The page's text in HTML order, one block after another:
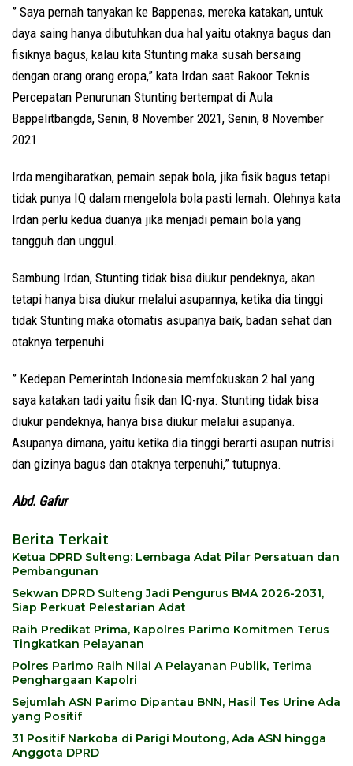
” Saya pernah tanyakan ke Bappenas, mereka katakan, untuk
daya saing hanya dibutuhkan dua hal yaitu otaknya bagus dan
fisiknya bagus, kalau kita Stunting maka susah bersaing
dengan orang orang eropa,” kata Irdan saat Rakoor Teknis
Percepatan Penurunan Stunting bertempat di Aula
Bappelitbangda, Senin, 8 November 2021, Senin, 8 November
2021.
Irda mengibaratkan, pemain sepak bola, jika fisik bagus tetapi
tidak punya IQ dalam mengelola bola pasti lemah. Olehnya kata
Irdan perlu kedua duanya jika menjadi pemain bola yang
tangguh dan unggul.
Sambung Irdan, Stunting tidak bisa diukur pendeknya, akan
tetapi hanya bisa diukur melalui asupannya, ketika dia tinggi
tidak Stunting maka otomatis asupanya baik, badan sehat dan
otaknya terpenuhi.
” Kedepan Pemerintah Indonesia memfokuskan 2 hal yang
saya katakan tadi yaitu fisik dan IQ-nya. Stunting tidak bisa
diukur pendeknya, hanya bisa diukur melalui asupanya.
Asupanya dimana, yaitu ketika dia tinggi berarti asupan nutrisi
dan gizinya bagus dan otaknya terpenuhi,” tutupnya.
Abd. Gafur
Berita Terkait
Ketua DPRD Sulteng: Lembaga Adat Pilar Persatuan dan
Pembangunan
Sekwan DPRD Sulteng Jadi Pengurus BMA 2026-2031,
Siap Perkuat Pelestarian Adat
Raih Predikat Prima, Kapolres Parimo Komitmen Terus
Tingkatkan Pelayanan
Polres Parimo Raih Nilai A Pelayanan Publik, Terima
Penghargaan Kapolri
Sejumlah ASN Parimo Dipantau BNN, Hasil Tes Urine Ada
yang Positif
31 Positif Narkoba di Parigi Moutong, Ada ASN hingga
Anggota DPRD